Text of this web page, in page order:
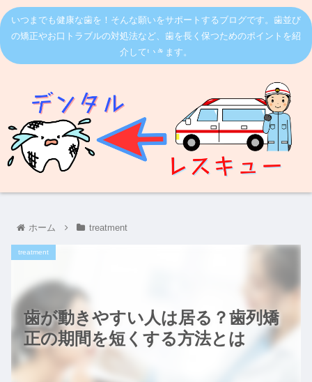
いつまでも健康な歯を！そんな願いをサポートするブログです。歯並び
の矯正やお口トラブルの対処法など、歯を長く保つためのポイントを紹
介していきます。
ホーム treatment
歯が動きやすい人は居る？歯列矯
正の期間を短くする方法とは
treatment